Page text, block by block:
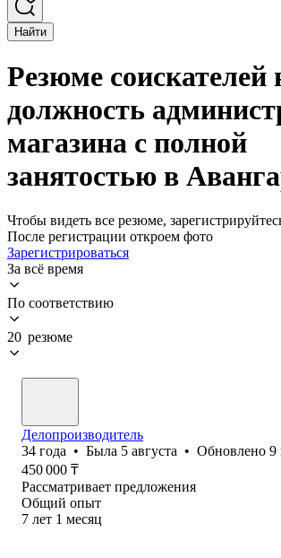
Найти
Резюме соискателей
должность
магазина с полной
занятостью в
Чтобы видеть все резюме,
После регистрации откроем фото
Зарегистрироваться
За всё время
По соответствию
20 резюме
Делопроизводитель
34 года • Была 5 августа • Обновлено 9
450 000 ₸
Рассматривает предложения
Общий опыт
7 лет 1 месяц